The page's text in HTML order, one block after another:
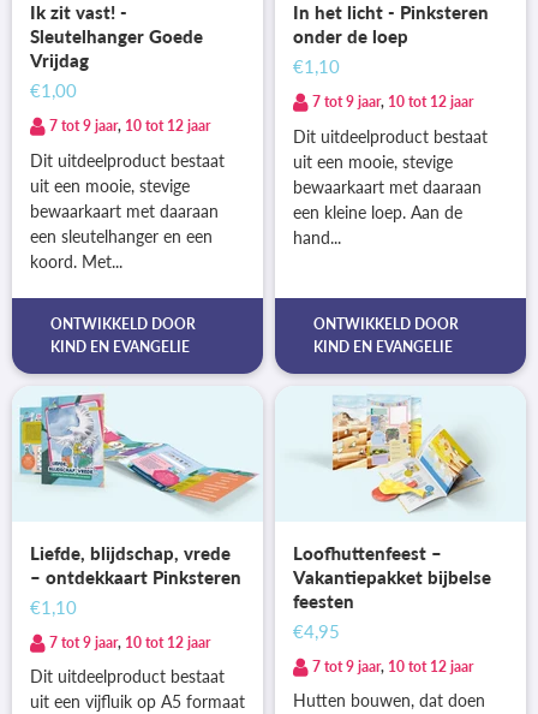
Ik zit vast! -
Sleutelhanger Goede
Vrijdag
€1,00
7 tot 9 jaar, 10 tot 12 jaar
Dit uitdeelproduct bestaat
uit een mooie, stevige
bewaarkaart met daaraan
een sleutelhanger en een
koord. Met...
ONTWIKKELD DOOR
KIND EN EVANGELIE
In het licht - Pinksteren
onder de loep
€1,10
7 tot 9 jaar, 10 tot 12 jaar
Dit uitdeelproduct bestaat
uit een mooie, stevige
bewaarkaart met daaraan
een kleine loep. Aan de
hand...
ONTWIKKELD DOOR
KIND EN EVANGELIE
Liefde, blijdschap, vrede
– ontdekkaart Pinksteren
€1,10
7 tot 9 jaar, 10 tot 12 jaar
Dit uitdeelproduct bestaat
uit een vijfluik op A5 formaat
Loofhuttenfeest –
Vakantiepakket bijbelse
feesten
€4,95
7 tot 9 jaar, 10 tot 12 jaar
Hutten bouwen, dat doen